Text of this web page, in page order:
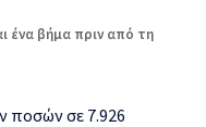
ένα βήμα πριν από τη